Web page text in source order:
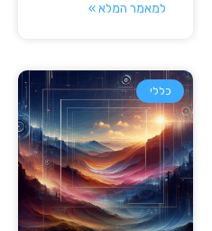
למאמר המלא »
כללי